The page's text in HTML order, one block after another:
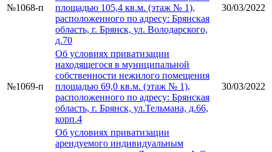
№1068-п
площадью 105,4 кв.м. (этаж № 1),
расположенного по адресу: Брянская
область, г. Брянск, ул. Володарского,
д.70
30/03/2022
№1069-п
Об условиях приватизации
находящегося в муниципальной
собственности нежилого помещения
площадью 69,0 кв.м. (этаж № 1),
расположенного по адресу: Брянская
область, г. Брянск, ул.Тельмана, д.66,
корп.4
30/03/2022
Об условиях приватизации
арендуемого индивидуальным